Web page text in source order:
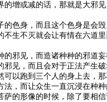
增或减的话，那就是大邪
身，而且这个色身是会
生不灭就会让有情在六道
见，而造诸种种的邪道
见，而且会对于正法产生
以跑到三个人的身上去，
，而让众生一直沉浸在种
的形像的时候，除了要相